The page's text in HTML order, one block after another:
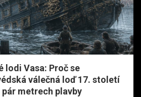
lodi Vasa: Proč se
válečná loď 17. století
metrech plavby